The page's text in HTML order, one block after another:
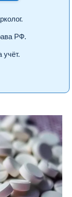
РФ.
учёт.